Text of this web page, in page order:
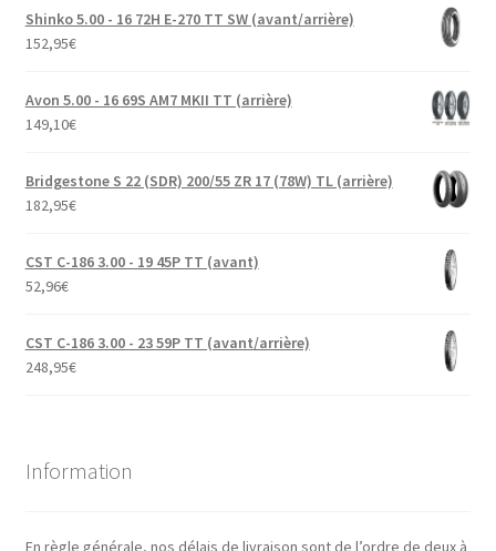
Shinko 5.00 - 16 72H E-270 TT SW (avant/arrière)
152,95€
Avon 5.00 - 16 69S AM7 MKII TT (arrière)
149,10€
Bridgestone S 22 (SDR) 200/55 ZR 17 (78W) TL (arrière)
182,95€
CST C-186 3.00 - 19 45P TT (avant)
52,96€
CST C-186 3.00 - 23 59P TT (avant/arrière)
248,95€
Information
En règle générale, nos délais de livraison sont de l’ordre de deux à